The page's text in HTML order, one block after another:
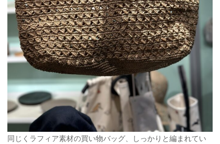
同じくラフィア素材の買い物バッグ、しっかりと編まれてい